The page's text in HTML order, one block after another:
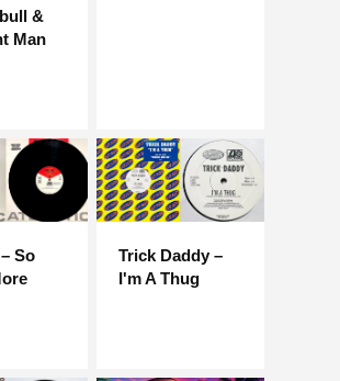
&
Man
So
Trick Daddy –
I'm A Thug